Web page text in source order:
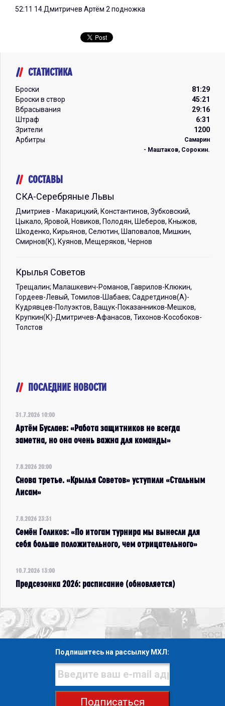
52:11 14.Дмитричев Артём 2 подножка
СТАТИСТИКА
Броски
81:29
Броски в створ
45:21
Вбрасывания
29:16
Штраф
6:31
Зрители
1200
Арбитры
Самарин
- Маштаков, Сорокин.
СОСТАВЫ
СКА-Серебряные Львы
Дмитриев - Макарицкий, Константинов, Зубковский,
Цыкало, Яровой, Новиков, Полодян, Шеберов, Кныжов,
Шкоденко, Кирьянов, Селютин, Шаповалов, Мишкин,
Смирнов(К), Куянов, Мещеряков, Чернов
Крылья Советов
Трещалин; Малашкевич-Романов, Гаврилов-Клюкин,
Гордеев-Левый, Томилов-Шабаев; Садретдинов(А)-
Кудрявцев-Полуэктов, Ващук-Показанников-Мешков,
Крупкин(К)-Дмитричев-Афанасов, Тихонов-Кособоков-
Толстов
ПОСЛЕДНИЕ НОВОСТИ
31.7.2026 10:00
Артём Буслаев: «Работа защитников не всегда
заметна, но она очень важна для команды»
7.8.2026 20:00
Снова третье. «Крылья Советов» уступили «Стальным
Лисам»
7.8.2026 23:31
Семён Голиков: «По итогам турнира мы вынесли для
себя больше положительного, чем отрицательного»
10.7.2026 13:00
Предсезонка 2026: расписание (обновляется)
Подпишитесь на рассылку МХЛ:
Подписаться